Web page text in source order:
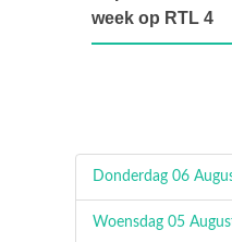
week op RTL 4
Donderdag 06
Woensdag 05